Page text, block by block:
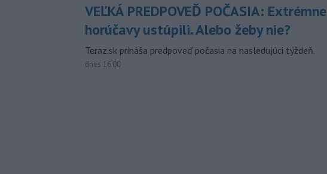
VEĽKÁ PREDPOVEĎ POČASIA: Extrémne
horúčavy ustúpili. Alebo žeby nie?
Teraz.sk prináša predpoveď počasia na nasledujúci týždeň.
dnes 16:00